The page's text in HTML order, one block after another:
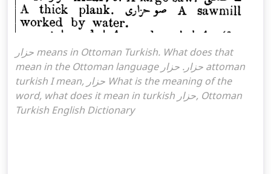
حزار means in Ottoman Turkish. What does that
mean in the Ottoman language حزار. حزار attoman
turkish I mean, حزار What is the meaning of the
word, what does it mean in turkish حزار, Ottoman
Turkish English Dictionary